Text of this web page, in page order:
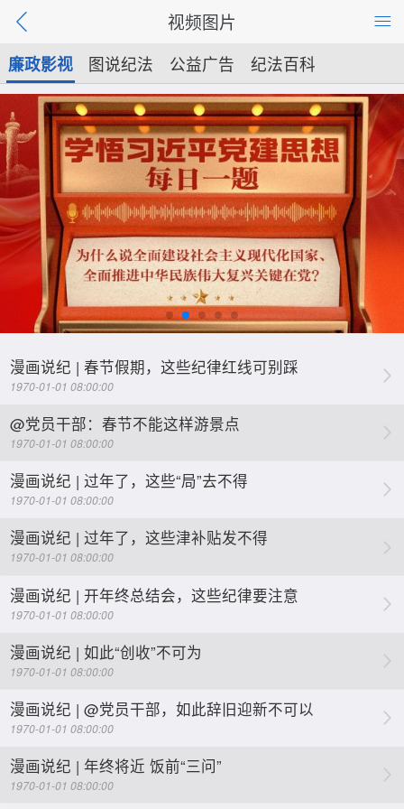
视频图片
廉政影视 图说纪法 公益广告 纪法百科
漫画说纪 | 春节假期，这些纪律红线可别踩
1970-01-01 08:00:00
@党员干部：春节不能这样游景点
1970-01-01 08:00:00
漫画说纪 | 过年了，这些“局”去不得
1970-01-01 08:00:00
漫画说纪 | 过年了，这些津补贴发不得
1970-01-01 08:00:00
漫画说纪 | 开年终总结会，这些纪律要注意
1970-01-01 08:00:00
漫画说纪 | 如此“创收”不可为
1970-01-01 08:00:00
漫画说纪 | @党员干部，如此辞旧迎新不可以
1970-01-01 08:00:00
漫画说纪 | 年终将近 饭前“三问”
1970-01-01 08:00:00